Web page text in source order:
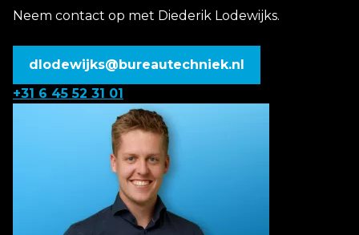
Neem contact op met Diederik Lodewijks.
dlodewijks@bureautechniek.nl
+31 6 45 52 31 01